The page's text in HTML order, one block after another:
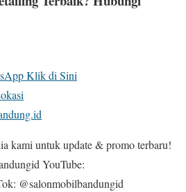
Klik di Sini
kami untuk update & promo terbaru!
YouTube:
@salonmobilbandungid